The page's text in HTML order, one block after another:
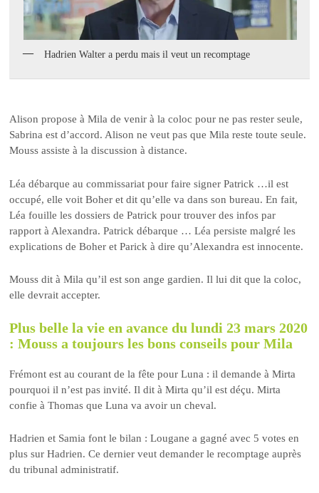
Hadrien Walter a perdu mais il veut un recomptage
Alison propose à Mila de venir à la coloc pour ne pas rester seule,
Sabrina est d’accord. Alison ne veut pas que Mila reste toute seule.
Mouss assiste à la discussion à distance.
Léa débarque au commissariat pour faire signer Patrick …il est
occupé, elle voit Boher et dit qu’elle va dans son bureau. En fait,
Léa fouille les dossiers de Patrick pour trouver des infos par
rapport à Alexandra. Patrick débarque … Léa persiste malgré les
explications de Boher et Parick à dire qu’Alexandra est innocente.
Mouss dit à Mila qu’il est son ange gardien. Il lui dit que la coloc,
elle devrait accepter.
Plus belle la vie en avance du lundi 23 mars 2020
: Mouss a toujours les bons conseils pour Mila
Frémont est au courant de la fête pour Luna : il demande à Mirta
pourquoi il n’est pas invité. Il dit à Mirta qu’il est déçu. Mirta
confie à Thomas que Luna va avoir un cheval.
Hadrien et Samia font le bilan : Lougane a gagné avec 5 votes en
plus sur Hadrien. Ce dernier veut demander le recomptage auprès
du tribunal administratif.